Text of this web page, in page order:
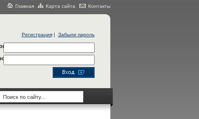
Главная Карта сайта Контакты
Регистрация| Забыли пароль